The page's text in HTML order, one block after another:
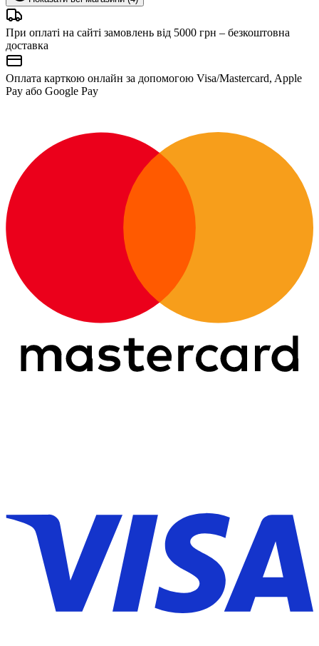
При оплаті на сайті замовлень від 5000 грн – безкоштовна
доставка
Оплата карткою онлайн за допомогою Visa/Mastercard, Apple
Pay або Google Pay